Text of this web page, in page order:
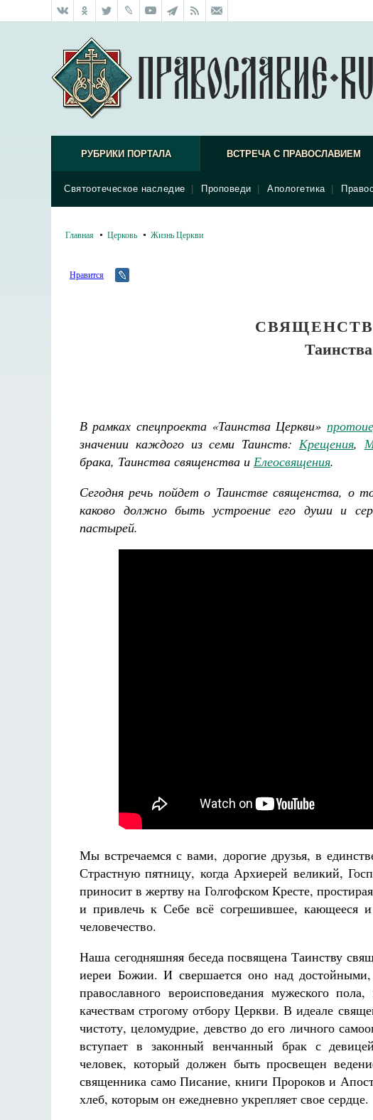
РУБРИКИ ПОРТАЛА ВСТРЕЧА С ПРАВОСЛАВИЕМ
Святоотеческое наследие Проповеди Апологетика
Главная Церковь Жизнь Церкви
Нравится
В рамках спецпроекта «Таинства Церкви»
значении каждого из семи Таинств: Крещения,
брака, Таинства священства и Елеосвящения.
Сегодня речь пойдет о Таинстве священства, о
каково должно быть устроение его души и
пастырей.
Мы встречаемся с вами, дорогие друзья, в
Страстную пятницу, когда Архиерей великий,
приносит в жертву на Голгофском Кресте,
и привлечь к Себе всё согрешившее, кающееся
человечество.
Наша сегодняшняя беседа посвящена Таинству
иереи Божии. И свершается оно над
православного вероисповедания мужеского
качествам строгому отбору Церкви. В идеале
чистоту, целомудрие, девство до его личного
вступает в законный венчанный брак с
человек, который должен быть просвещен
священника само Писание, книги Пророков и
хлеб, которым он ежедневно укрепляет свое сердце.